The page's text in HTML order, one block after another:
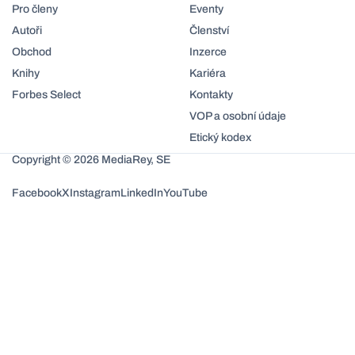
Pro členy
Autoři
Obchod
Knihy
Forbes Select
Eventy
Členství
Inzerce
Kariéra
Kontakty
VOP a osobní údaje
Etický kodex
Copyright © 2026 MediaRey, SE
FacebookXInstagramLinkedInYouTube